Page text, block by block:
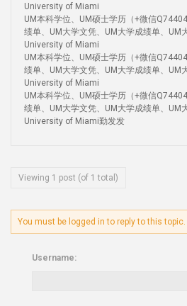
University of Miami
UM本科学位、UM硕士学历（+微信
绩单、UM大学文凭、UM大学成绩单、UM
University of Miami
UM本科学位、UM硕士学历（+微信
绩单、UM大学文凭、UM大学成绩单、UM
University of Miami
UM本科学位、UM硕士学历（+微信
绩单、UM大学文凭、UM大学成绩单、UM
University of Miami勤发发
Viewing 1 post (of 1 total)
You must be logged in to reply to this topic.
Username: